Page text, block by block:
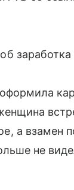
а взамен
не